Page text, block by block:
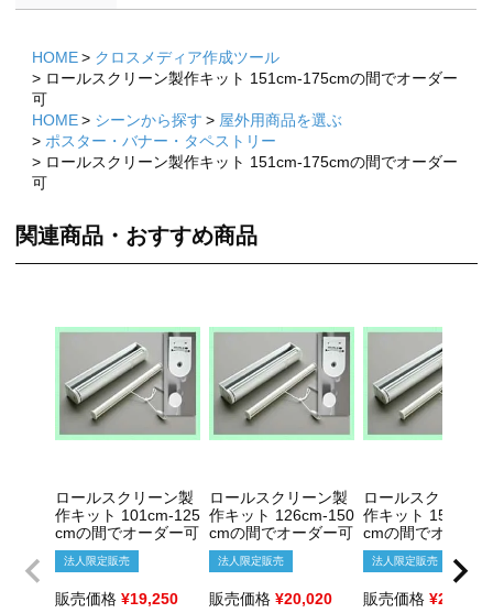
×
HOME
クロスメディア作成ツール
ロールスクリーン製作キット 151cm-175cmの間でオーダー
可
HOME
シーンから探す
屋外用商品を選ぶ
ポスター・バナー・タペストリー
ロールスクリーン製作キット 151cm-175cmの間でオーダー
可
関連商品・おすすめ商品
ロールスクリーン製
作キット 101cm-125
cmの間でオーダー可
法人限定販売
販売価格 ¥19,250
ロールスクリーン製
作キット 126cm-150
cmの間でオーダー可
法人限定販売
販売価格 ¥20,020
ロールスクリーン
作キット 151cm-
cmの間でオーダ
法人限定販売
販売価格 ¥21,450